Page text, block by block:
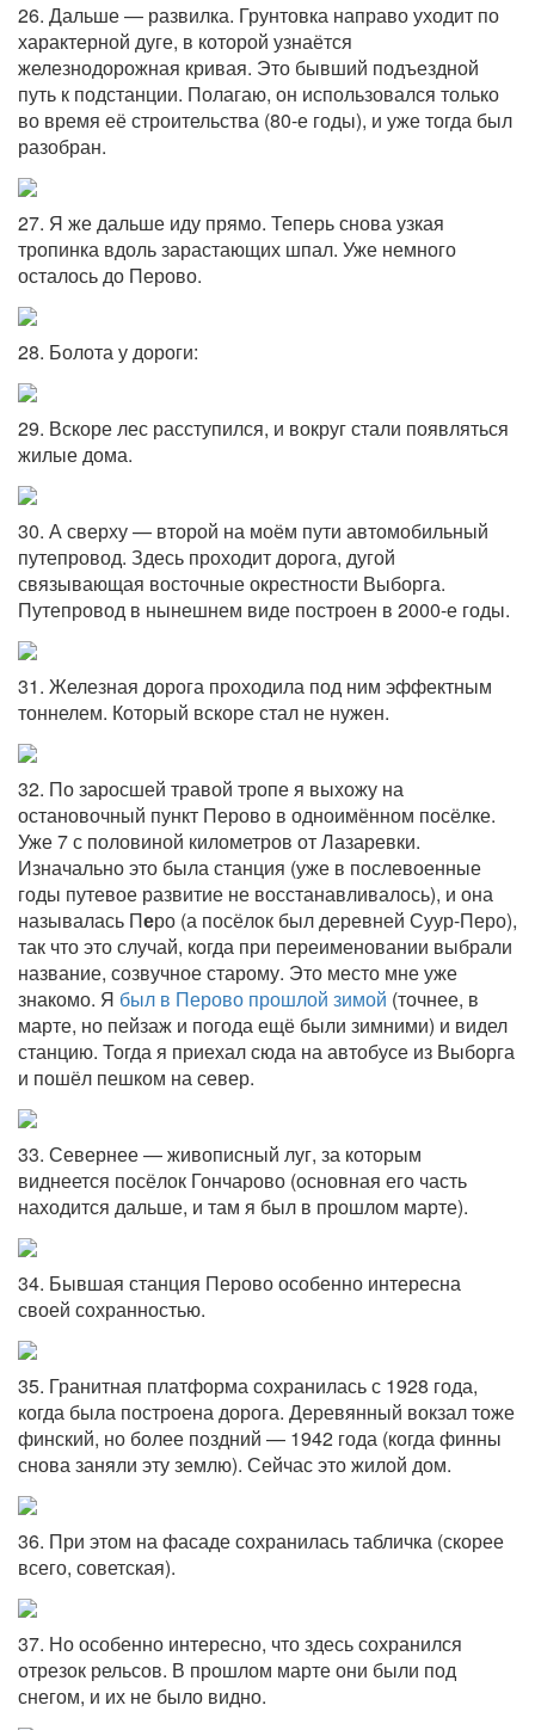
26. Дальше — развилка. Грунтовка направо уходит по
характерной дуге, в которой узнаётся
железнодорожная кривая. Это бывший подъездной
путь к подстанции. Полагаю, он использовался только
во время её строительства (80-е годы), и уже тогда был
разобран.
27. Я же дальше иду прямо. Теперь снова узкая
тропинка вдоль зарастающих шпал. Уже немного
осталось до Перово.
28. Болота у дороги:
29. Вскоре лес расступился, и вокруг стали появляться
жилые дома.
30. А сверху — второй на моём пути автомобильный
путепровод. Здесь проходит дорога, дугой
связывающая восточные окрестности Выборга.
Путепровод в нынешнем виде построен в 2000-е годы.
31. Железная дорога проходила под ним эффектным
тоннелем. Который вскоре стал не нужен.
32. По заросшей травой тропе я выхожу на
остановочный пункт Перово в одноимённом посёлке.
Уже 7 с половиной километров от Лазаревки.
Изначально это была станция (уже в послевоенные
годы путевое развитие не восстанавливалось), и она
называлась Перо (а посёлок был деревней Суур-Перо),
так что это случай, когда при переименовании выбрали
название, созвучное старому. Это место мне уже
знакомо. Я был в Перово прошлой зимой (точнее, в
марте, но пейзаж и погода ещё были зимними) и видел
станцию. Тогда я приехал сюда на автобусе из Выборга
и пошёл пешком на север.
33. Севернее — живописный луг, за которым
виднеется посёлок Гончарово (основная его часть
находится дальше, и там я был в прошлом марте).
34. Бывшая станция Перово особенно интересна
своей сохранностью.
35. Гранитная платформа сохранилась с 1928 года,
когда была построена дорога. Деревянный вокзал тоже
финский, но более поздний — 1942 года (когда финны
снова заняли эту землю). Сейчас это жилой дом.
36. При этом на фасаде сохранилась табличка (скорее
всего, советская).
37. Но особенно интересно, что здесь сохранился
отрезок рельсов. В прошлом марте они были под
снегом, и их не было видно.